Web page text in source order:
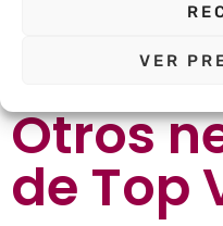
VER
Otros
de Top